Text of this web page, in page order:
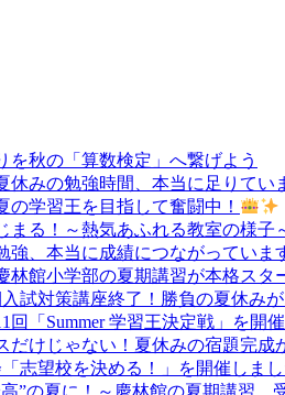
を秋の「算数検定」へ繋げよう
休みの勉強時間、本当に足りてい
の学習王を目指して奮闘中！
まる！～熱気あふれる教室の様子
強、本当に成績につながってい
林館小学部の夏期講習が本格スタ
試対策講座終了！勝負の夏休みが
回「Summer 学習王決定戦」を開
だけじゃない！夏休みの宿題完成
志望校を決める！」を開催しまし